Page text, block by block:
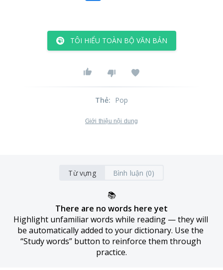
TÔI HIỂU TOÀN BỘ VĂN BẢN
Thẻ: Pop
Giới thiệu nội dung
Từ vựng Bình luận (0)
📚
There are no words here yet
Highlight unfamiliar words while reading — they will
be automatically added to your dictionary. Use the
“Study words” button to reinforce them through
practice.